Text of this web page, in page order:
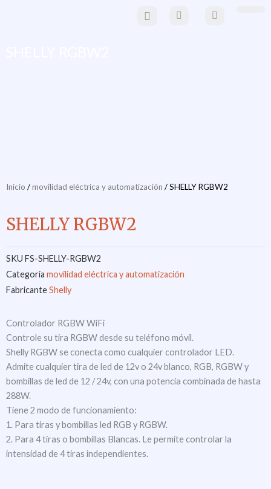
Inicio /movilidad eléctrica y automatización / SHELLY RGBW2
SHELLY RGBW2
SKU FS-SHELLY-RGBW2
Categoría movilidad eléctrica y automatización
FabricanteShelly
Controlador RGBW WiFi
Controle su tira RGBW desde su teléfono móvil.
Shelly RGBW se conecta como cualquier controlador LED.
Admite cualquier tira de led de 12v o 24v blanco, RGB, RGBW y
bombillas de led de 12 / 24v, con una potencia combinada de hasta
288W.
Tiene 2 modo de funcionamiento:
1. Para tiras y bombillas led RGB y RGBW.
2. Para 4 tiras o bombillas Blancas. Le permite controlar la
intensidad de 4 tiras independientes.